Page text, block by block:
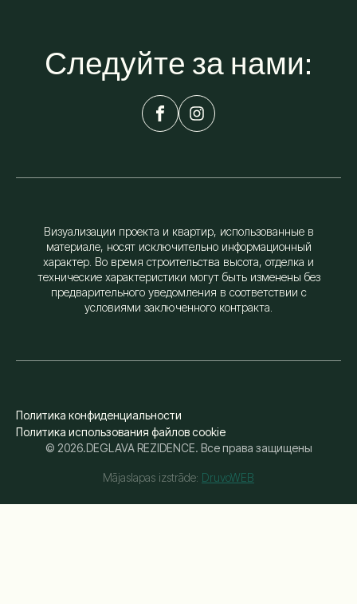
Следуйте за нами:
Визуализации проекта и квартир, использованные в
материале, носят исключительно информационный
характер. Во время строительства высота, отделка и
технические характеристики могут быть изменены без
предварительного уведомления в соответствии с
условиями заключенного контракта.
© 2026.DEGLAVA REZIDENCE. Все права защищены
Политика конфиденциальности
Политика использования файлов cookie
Mājaslapas izstrāde: DruvoWEB